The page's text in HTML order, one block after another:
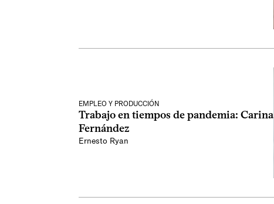
EMPLEO Y PRODUCCIÓN
Trabajo en tiempos de pandemia: Carina
Fernández
Ernesto Ryan